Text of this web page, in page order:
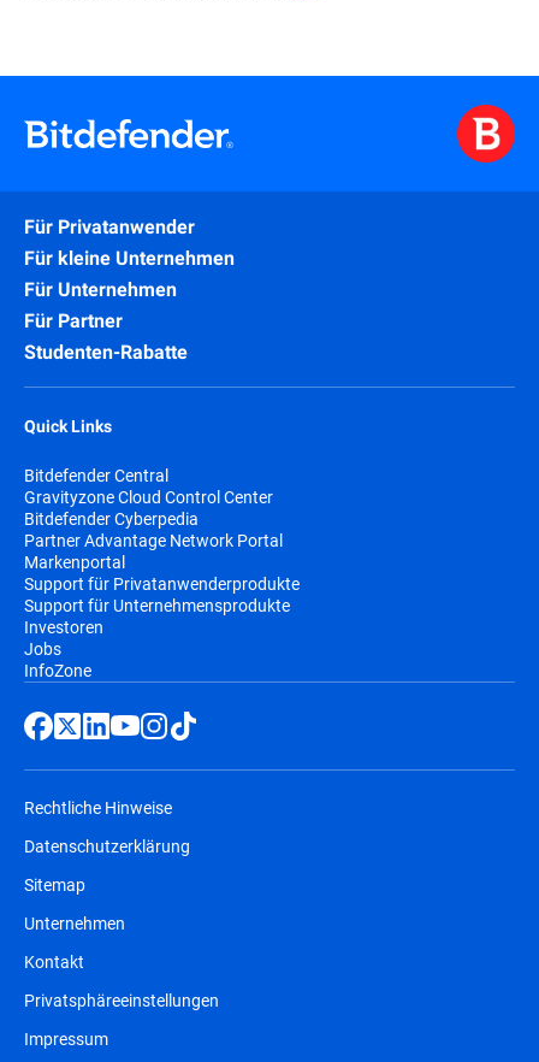
Für Privatanwender
Für kleine Unternehmen
Für Unternehmen
Für Partner
Studenten-Rabatte
Quick Links
Bitdefender Central
Gravityzone Cloud Control Center
Bitdefender Cyberpedia
Partner Advantage Network Portal
Markenportal
Support für Privatanwenderprodukte
Support für Unternehmensprodukte
Investoren
Jobs
InfoZone
Rechtliche Hinweise
Datenschutzerklärung
Sitemap
Unternehmen
Kontakt
Privatsphäreeinstellungen
Impressum